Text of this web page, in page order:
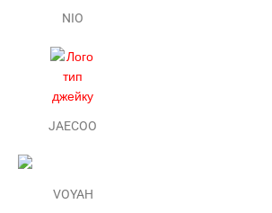
NIO
JAECOO
VOYAH